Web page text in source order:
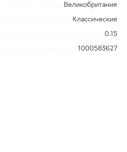
Великобритания
Классические
0.15
1000583627